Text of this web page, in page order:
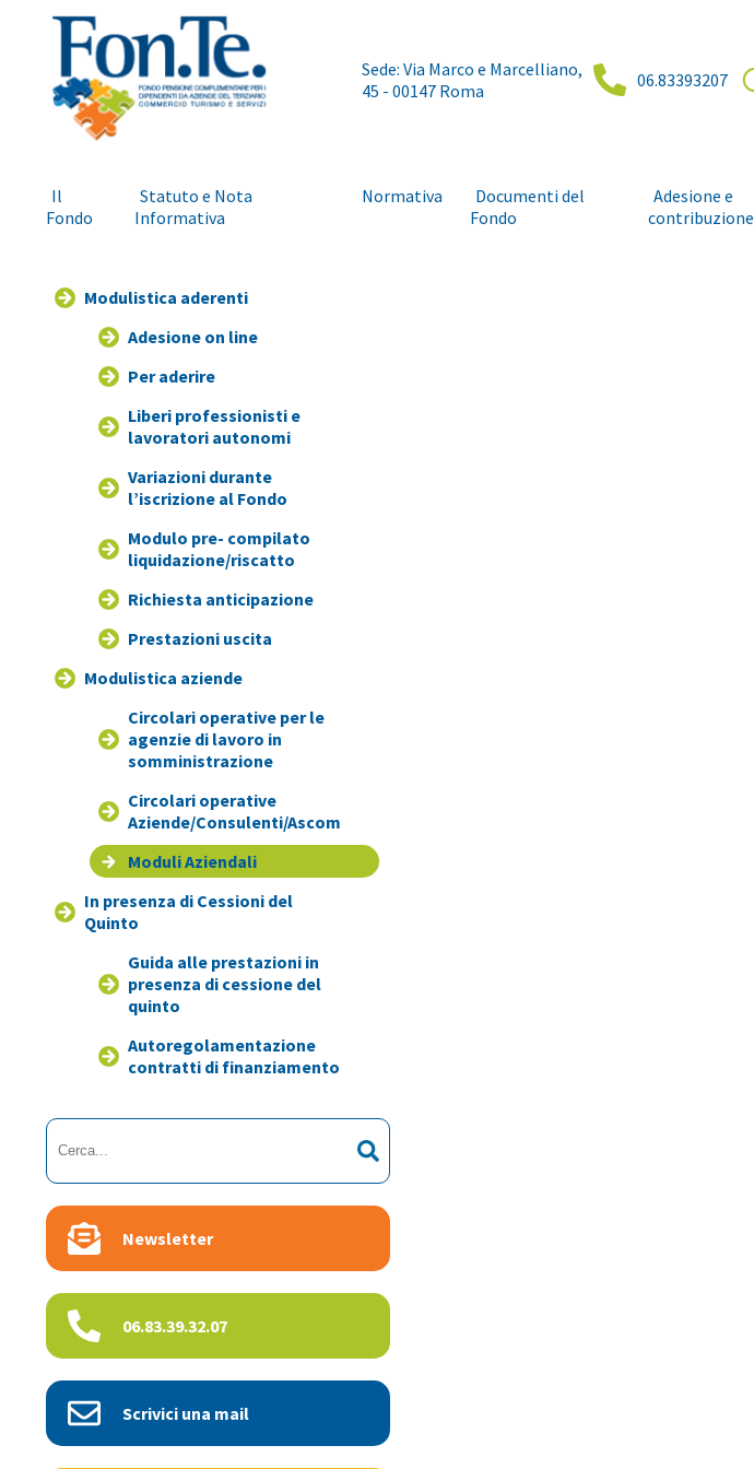
Sede: Via Marco e Marcelliano,
45 - 00147 Roma
06.83393207
Il
Fondo
Statuto e Nota
Informativa
Normativa
Documenti del
Fondo
Adesione e
contribuzione
Modulistica aderenti
Adesione on line
Per aderire
Liberi professionisti e
lavoratori autonomi
Variazioni durante
l’iscrizione al Fondo
Modulo pre- compilato
liquidazione/riscatto
Richiesta anticipazione
Prestazioni uscita
Modulistica aziende
Circolari operative per le
agenzie di lavoro in
somministrazione
Circolari operative
Aziende/Consulenti/Ascom
Moduli Aziendali
In presenza di Cessioni del
Quinto
Guida alle prestazioni in
presenza di cessione del
quinto
Autoregolamentazione
contratti di finanziamento
Newsletter
06.83.39.32.07
Scrivici una mail